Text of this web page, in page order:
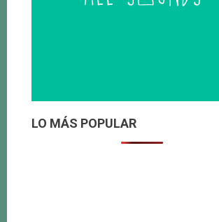
LO MÁS POPULAR